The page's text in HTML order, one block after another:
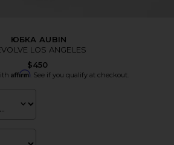
ЮБКА AUBIN
LOS ANGELES
$450
Affirm . See if you qualify at checkout.